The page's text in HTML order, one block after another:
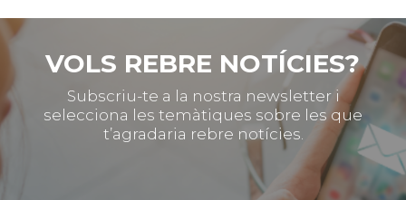
VOLS REBRE NOTÍCIES?
Subscriu-te a la nostra newsletter i
selecciona les temàtiques sobre les que
t’agradaria rebre notícies.